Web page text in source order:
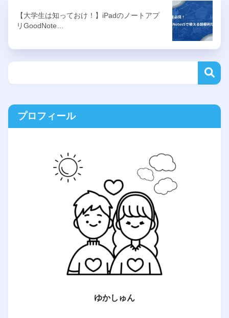
【大学生は知っておけ！】iPadのノートアプ
リGoodNote…
プロフィール
ゆかしゅん